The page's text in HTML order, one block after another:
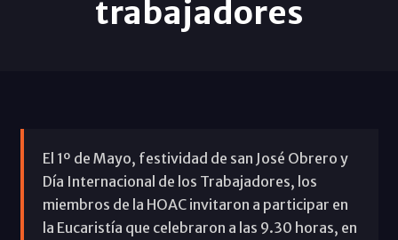
trabajadores
El 1º de Mayo, festividad de san José Obrero y
Día Internacional de los Trabajadores, los
miembros de la HOAC invitaron a participar en
la Eucaristía que celebraron a las 9.30 horas, en